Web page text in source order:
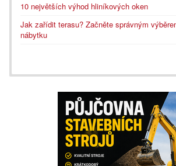
10 největších výhod hliníkových oken
Jak zařídit terasu? Začněte správným
nábytku